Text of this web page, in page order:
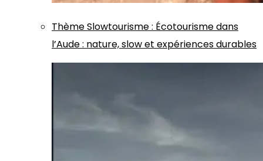
ThèmeSlowtourisme: Écotourisme dans
l’Aude : nature, slow et expériences durables